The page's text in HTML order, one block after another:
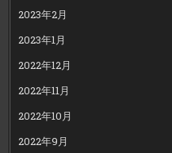
2023年2月
2023年1月
2022年12月
2022年11月
2022年10月
2022年9月